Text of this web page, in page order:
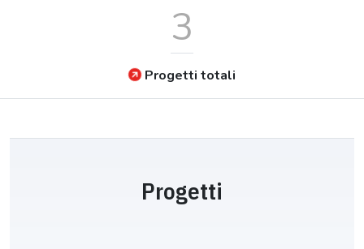
3
Progetti totali
Progetti